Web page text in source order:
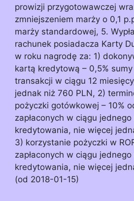
prowizji przygotowawczej
zmniejszeniem marży o 0,1
marży standardowej, 5.
rachunek posiadacza Karty
w roku nagrodę za: 1)
kartą kredytową – 0,5%
transakcji w ciągu 12
jednak niż 760 PLN, 2)
pożyczki gotówkowej – 10%
zapłaconych w ciągu
kredytowania, nie więcej
3) korzystanie pożyczki w
zapłaconych w ciągu
kredytowania, nie więcej
(od 2018-01-15)